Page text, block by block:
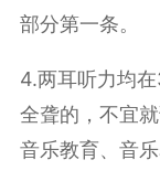
部分第一条。
4.两耳听力均
全聋的，不宜
音乐教育、音乐